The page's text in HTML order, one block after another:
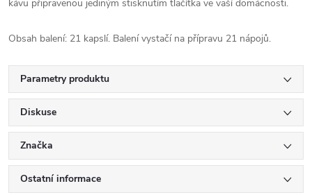
kávu připravenou jediným stisknutím tlačítka ve vaší domácnosti.
Obsah balení: 21 kapslí. Balení vystačí na přípravu 21 nápojů.
Parametry produktu
Diskuse
Značka
Ostatní informace